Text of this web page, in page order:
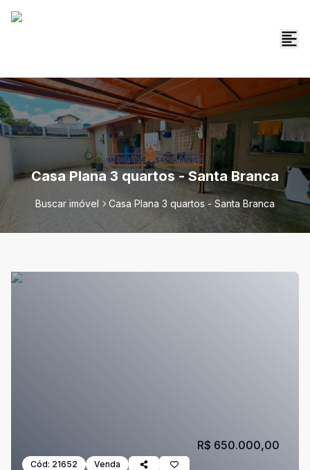
Casa Plana 3 quartos - Santa Branca
Buscar imóvel Casa Plana 3 quartos - Santa Branca
Cód: 21652 Venda
R$ 650.000,00